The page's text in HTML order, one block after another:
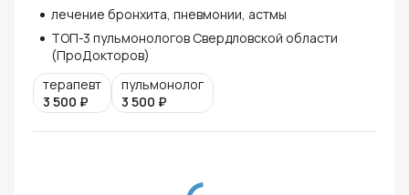
лечение бронхита, пневмонии, астмы
ТОП-3 пульмонологов Свердловской области
(ПроДокторов)
терапевт
3 500 ₽
пульмонолог
3 500 ₽